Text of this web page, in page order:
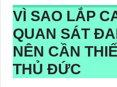
VÌ SAO LẮP
QUAN SÁT
NÊN CẦN
THỦ ĐỨC